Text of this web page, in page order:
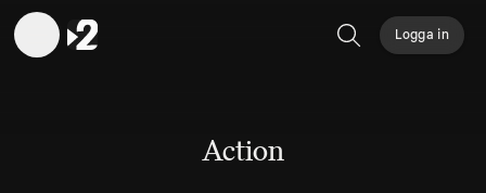
Sök
Logga in
Action